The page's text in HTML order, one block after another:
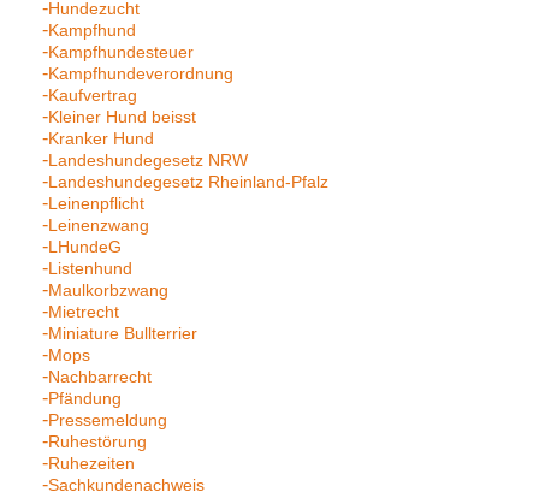
Hundezucht
Kampfhund
Kampfhundesteuer
Kampfhundeverordnung
Kaufvertrag
Kleiner Hund beisst
Kranker Hund
Landeshundegesetz NRW
Landeshundegesetz Rheinland-Pfalz
Leinenpflicht
Leinenzwang
LHundeG
Listenhund
Maulkorbzwang
Mietrecht
Miniature Bullterrier
Mops
Nachbarrecht
Pfändung
Pressemeldung
Ruhestörung
Ruhezeiten
Sachkundenachweis